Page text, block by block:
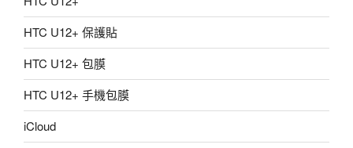
HTC U12+ 保護貼
HTC U12+ 包膜
HTC U12+ 手機包膜
iCloud